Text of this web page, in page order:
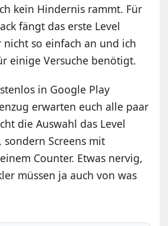
kein Hindernis rammt. Für
fängt das erste Level
so einfach an und ich
einige Versuche benötigt.
in Google Play
erwarten euch alle paar
die Auswahl das Level
sondern Screens mit
Counter. Etwas nervig,
müssen ja auch von was